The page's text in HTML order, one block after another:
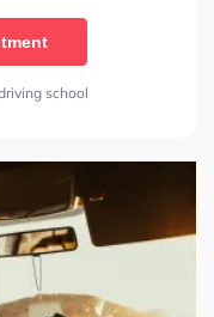
school